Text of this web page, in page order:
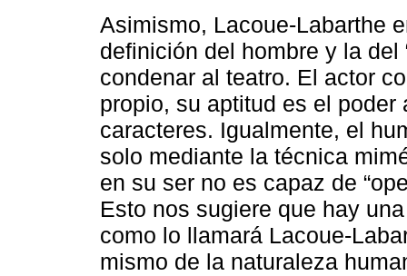
Asimismo, Lacoue-Labarthe
definición del hombre y la del
condenar al teatro. El actor
propio, su aptitud es el
caracteres. Igualmente, el
solo mediante la técnica
en su ser no es capaz de
Esto nos sugiere que hay
como lo llamará Lacoue-
mismo de la naturaleza